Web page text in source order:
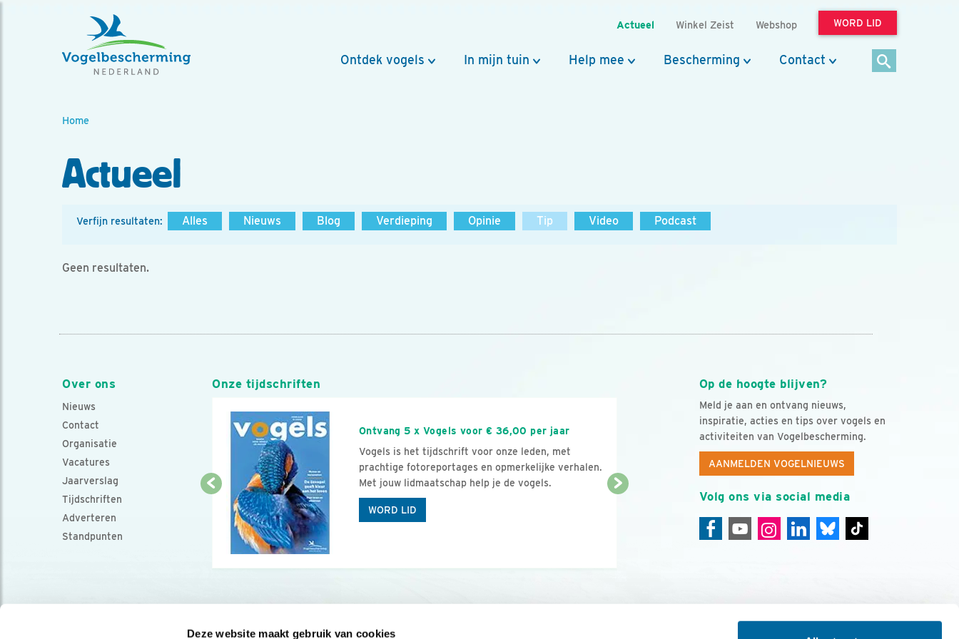
Deze website maakt gebruik van cookies
Actueel Winkel Zeist Webshop WORD LID
Ontdek vogels In mijn tuin Help mee Bescherming Contact
Home
Actueel
Verfijn resultaten: Alles Nieuws Blog Verdieping Opinie Tip Video Podcast
Geen resultaten.
Over ons
Nieuws
Contact
Organisatie
Vacatures
Jaarverslag
Tijdschriften
Adverteren
Standpunten
Op de hoogte blijven?
Meld je aan en ontvang nieuws,
inspiratie, acties en tips over vogels en
activiteiten van Vogelbescherming.
AANMELDEN VOGELNIEUWS
Volg ons via social media
Onze tijdschriften
Ontvang 5 x Vogels voor € 36,00 per jaar
Vogels is het tijdschrift voor onze leden, met
prachtige fotoreportages en opmerkelijke verhalen.
Met jouw lidmaatschap help je de vogels.
WORD LID